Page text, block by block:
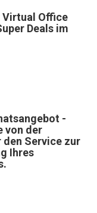
Virtual Office
Deals im
-
von der
Service zur
Ihres